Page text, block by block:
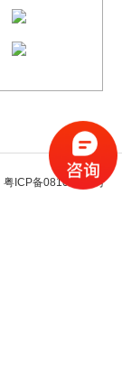
粤ICP备08101478号